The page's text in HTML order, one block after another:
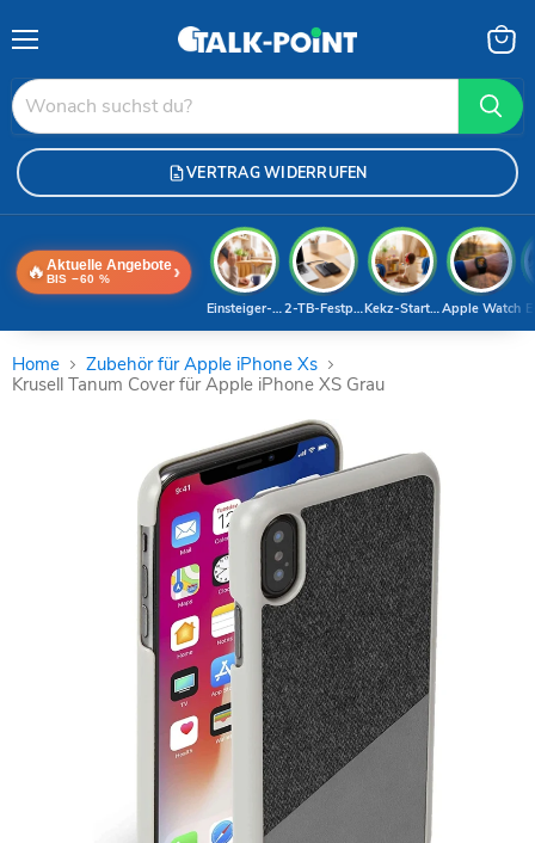
VERTRAG WIDERRUFEN
🔥 Aktuelle Angebote
BIS −60 % ›
Apple Watch
Kekz-Starterset
2-TB-Festplatte
Einsteiger-Handy
Home
Zubehör für Apple iPhone Xs
Krusell Tanum Cover für Apple iPhone XS Grau